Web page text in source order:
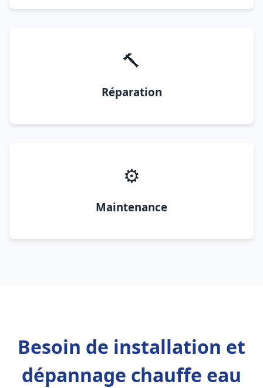
🔨
Réparation
⚙️
Maintenance
Besoin de installation et
dépannage chauffe eau